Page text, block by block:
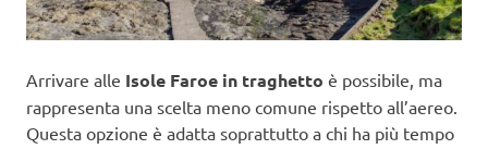
Arrivare alle Isole Faroe in traghetto è possibile, ma
rappresenta una scelta meno comune rispetto all’aereo.
Questa opzione è adatta soprattutto a chi ha più tempo